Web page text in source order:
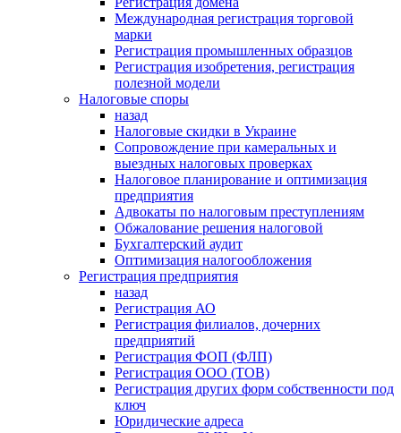
Международная регистрация торговой
марки
Регистрация промышленных образцов
Регистрация изобретения, регистрация
полезной модели
Налоговые споры
назад
Налоговые скидки в Украине
Сопровождение при камеральных и
выездных налоговых проверках
Налоговое планирование и оптимизация
предприятия
Адвокаты по налоговым преступлениям
Обжалование решения налоговой
Бухгалтерский аудит
Оптимизация налогообложения
Регистрация предприятия
назад
Регистрация АО
Регистрация филиалов, дочерних
предприятий
Регистрация ФОП (ФЛП)
Регистрация ООО (ТОВ)
Регистрация других форм собственности под
ключ
Юридические адреса